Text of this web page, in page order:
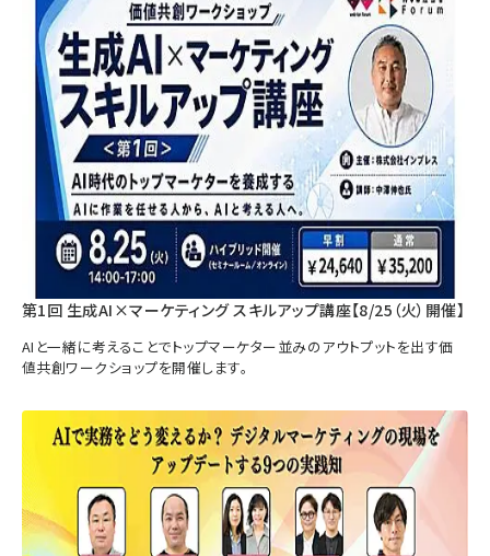
第1回 生成AI×マーケティング スキルアップ講座【8/25（火）開催】
AIと一緒に考えることでトップマーケター並みのアウトプットを出す価
値共創ワークショップを開催します。